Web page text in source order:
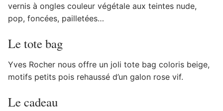
vernis à ongles couleur végétale aux teintes nude,
pop, foncées, pailletées…
Le tote bag
Yves Rocher nous offre un joli tote bag coloris beige,
motifs petits pois rehaussé d’un galon rose vif.
Le cadeau